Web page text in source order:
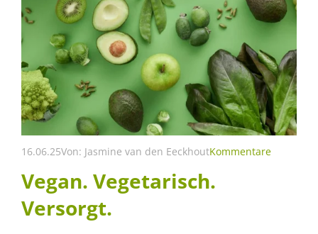
16.06.25Von: Jasmine van den EeckhoutKommentare
Vegan. Vegetarisch.
Versorgt.